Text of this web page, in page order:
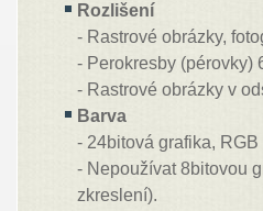
Rozlišení
- Rastrové obrázky,
- Perokresby (pérovky)
- Rastrové obrázky v
Barva
- 24bitová grafika,
- Nepoužívat 8bitovou
zkreslení).